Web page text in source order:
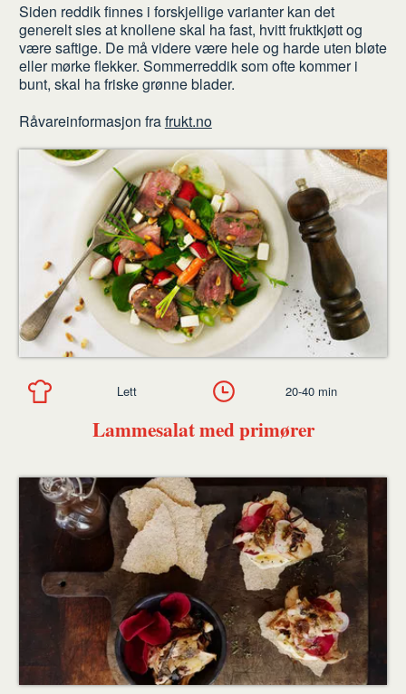
Siden reddik finnes i forskjellige varianter kan det
generelt sies at knollene skal ha fast, hvitt fruktkjøtt og
være saftige. De må videre være hele og harde uten bløte
eller mørke flekker. Sommerreddik som ofte kommer i
bunt, skal ha friske grønne blader.
Råvareinformasjon frafrukt.no
Lammesalat med primører
Lett 20-40 min